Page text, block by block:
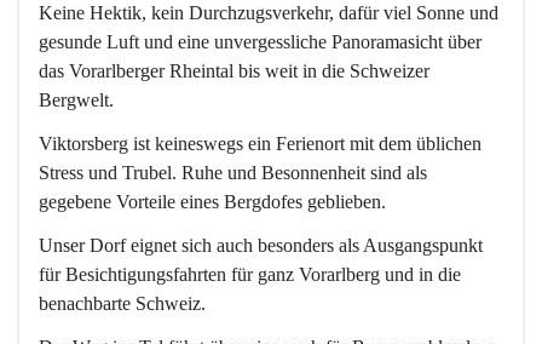
Keine Hektik, kein Durchzugsverkehr, dafür viel Sonne und
gesunde Luft und eine unvergessliche Panoramasicht über
das Vorarlberger Rheintal bis weit in die Schweizer
Bergwelt.
Viktorsberg ist keineswegs ein Ferienort mit dem üblichen
Stress und Trubel. Ruhe und Besonnenheit sind als
gegebene Vorteile eines Bergdofes geblieben.
Unser Dorf eignet sich auch besonders als Ausgangspunkt
für Besichtigungsfahrten für ganz Vorarlberg und in die
benachbarte Schweiz.